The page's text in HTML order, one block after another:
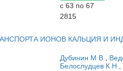
с 63 по 67
2815
ИОНОВ КАЛЬЦИЯ И
Дубинин М В ,
Белослудцев К Н ,